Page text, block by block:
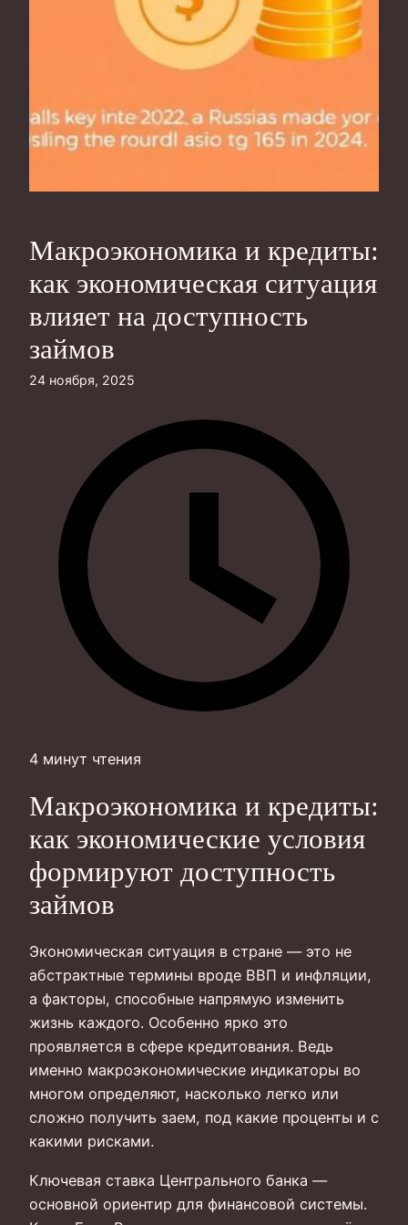
Макроэкономика и кредиты:
как экономическая ситуация
влияет на доступность
займов
24 ноября, 2025
4 минут чтения
Макроэкономика и кредиты:
как экономические условия
формируют доступность
займов
Экономическая ситуация в стране — это не
абстрактные термины вроде ВВП и инфляции,
а факторы, способные напрямую изменить
жизнь каждого. Особенно ярко это
проявляется в сфере кредитования. Ведь
именно макроэкономические индикаторы во
многом определяют, насколько легко или
сложно получить заем, под какие проценты и с
какими рисками.
Ключевая ставка Центрального банка —
основной ориентир для финансовой системы.